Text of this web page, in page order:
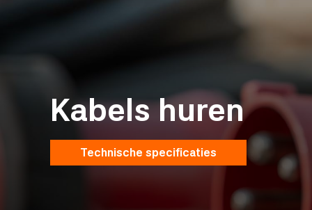
Kabels huren
Technische specificaties